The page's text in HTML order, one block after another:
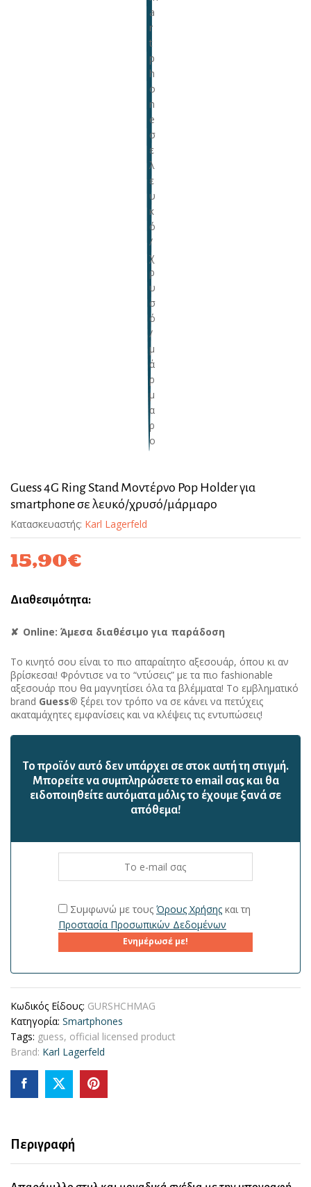
Guess 4G Ring Stand Μοντέρνο Pop Holder για
smartphone σε λευκό/χρυσό/μάρμαρο
Κατασκευαστής: Karl Lagerfeld
15,90€
Διαθεσιμότητα:
Online: Άμεσα διαθέσιμο για παράδοση
Το κινητό σου είναι το πιο απαραίτητο αξεσουάρ, όπου κι αν
βρίσκεσαι! Φρόντισε να το “ντύσεις” με τα πιο fashionable
αξεσουάρ που θα μαγνητίσει όλα τα βλέμματα! Το εμβληματικό
brand Guess® ξέρει τον τρόπο να σε κάνει να πετύχεις
ακαταμάχητες εμφανίσεις και να κλέψεις τις εντυπώσεις!
Το προϊόν αυτό δεν υπάρχει σε στοκ αυτή τη στιγμή.
Mπορείτε να συμπληρώσετε το email σας και θα
ειδοποιηθείτε αυτόματα μόλις το έχουμε ξανά σε
απόθεμα!
Συμφωνώ με τουςΌρους Χρήσης και τη
Προστασία Προσωπικών Δεδομένων
Ενημέρωσέ με!
Κωδικός Είδους: GURSHCHMAG
Κατηγορία: Smartphones
Tags: guess, official licensed product
Brand: Karl Lagerfeld
Περιγραφή